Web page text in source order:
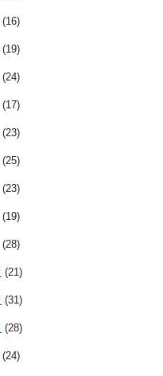
(16)
(19)
(24)
(17)
(23)
(25)
(23)
(19)
(28)
(21)
(31)
(28)
(24)